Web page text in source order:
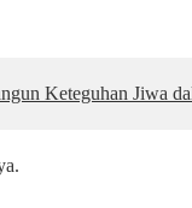
Keteguhan Jiwa